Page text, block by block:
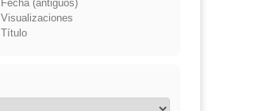
Fecha (antiguos)
Visualizaciones
Título